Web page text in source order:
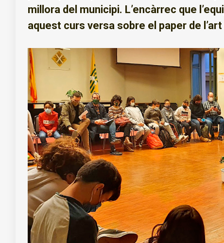
millora del municipi. L’encàrrec que
aquest curs versa sobre el paper de